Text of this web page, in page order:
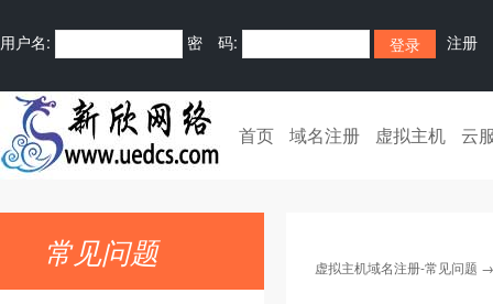
用户名: 密 码: 注册
首页 域名注册 虚拟主机 云
常见问题 虚拟主机域名注册-常见问题